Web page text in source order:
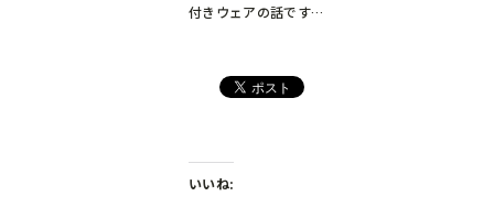
付きウェアの話です…
いいね: